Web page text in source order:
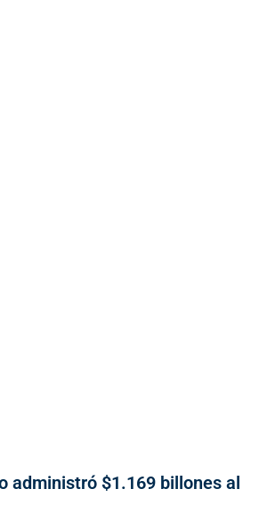
administró $1.169 billones al